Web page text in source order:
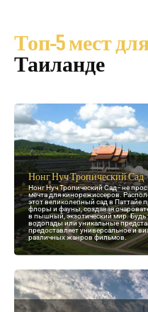
Топ-5 мест
Таиланде
Нонг Нуч Тропический Сад
Нонг Нуч Тропический Сад - не
мечта для кинорежиссеров.
этот великолепный сад в Паттайе
флоры и фауны, создавая
в пышный, экзотический мир.
водопады или уникальные
предоставляет универсальное и
различных жанров фильмов.